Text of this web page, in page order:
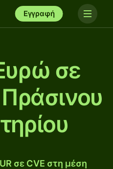
Εγγραφή
σε
σε CVE στη μέση